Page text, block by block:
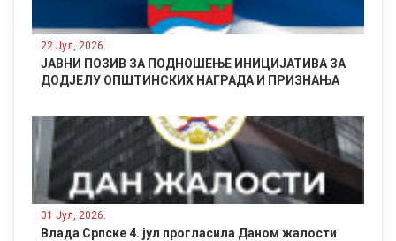
22 Јул, 2026.
ЈАВНИ ПОЗИВ ЗА ПОДНОШЕЊЕ ИНИЦИЈАТИВА ЗА
ДОДЈЕЛУ ОПШТИНСКИХ НАГРАДА И ПРИЗНАЊА
01 Јул, 2026.
Влада Српске 4. јул прогласила Даном жалости